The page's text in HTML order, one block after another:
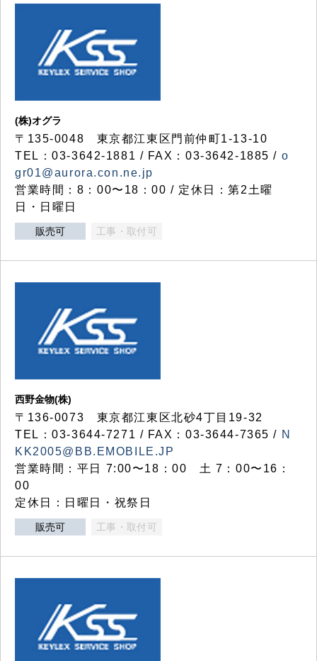
(株)オグラ
〒135-0048 東京都江東区門前仲町1-13-10
TEL：03-3642-1881 / FAX：03-3642-1885 / o
gr01@aurora.con.ne.jp
営業時間：8：00〜18：00 / 定休日：第2土曜
日・日曜日
販売可 工事・取付可
西野金物(株)
〒136-0073 東京都江東区北砂4丁目19-32
TEL：03‐3644‐7271 / FAX：03-3644-7365 / N
KK2005@BB.EMOBILE.JP
営業時間：平日 7:00〜18：00 土 7：00〜16：
00
定休日：日曜日・祝祭日
販売可 工事・取付可